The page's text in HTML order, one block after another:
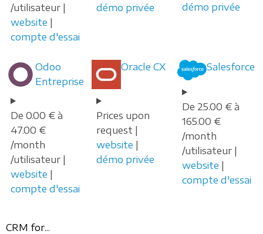
/utilisateur |
website |
compte d'essai
démo privée
démo privée
Odoo
Entreprise
De 0.00 € à
47.00 €
/month
/utilisateur |
website |
compte d'essai
Oracle CX
Prices upon
request |
website |
démo privée
Salesforce
De 25.00 € à
165.00 €
/month
/utilisateur |
website |
compte d'essai
CRM for...